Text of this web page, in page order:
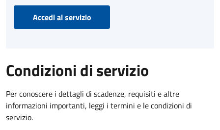
Accedi al servizio
Condizioni di servizio
Per conoscere i dettagli di scadenze, requisiti e altre
informazioni importanti, leggi i termini e le condizioni di
servizio.